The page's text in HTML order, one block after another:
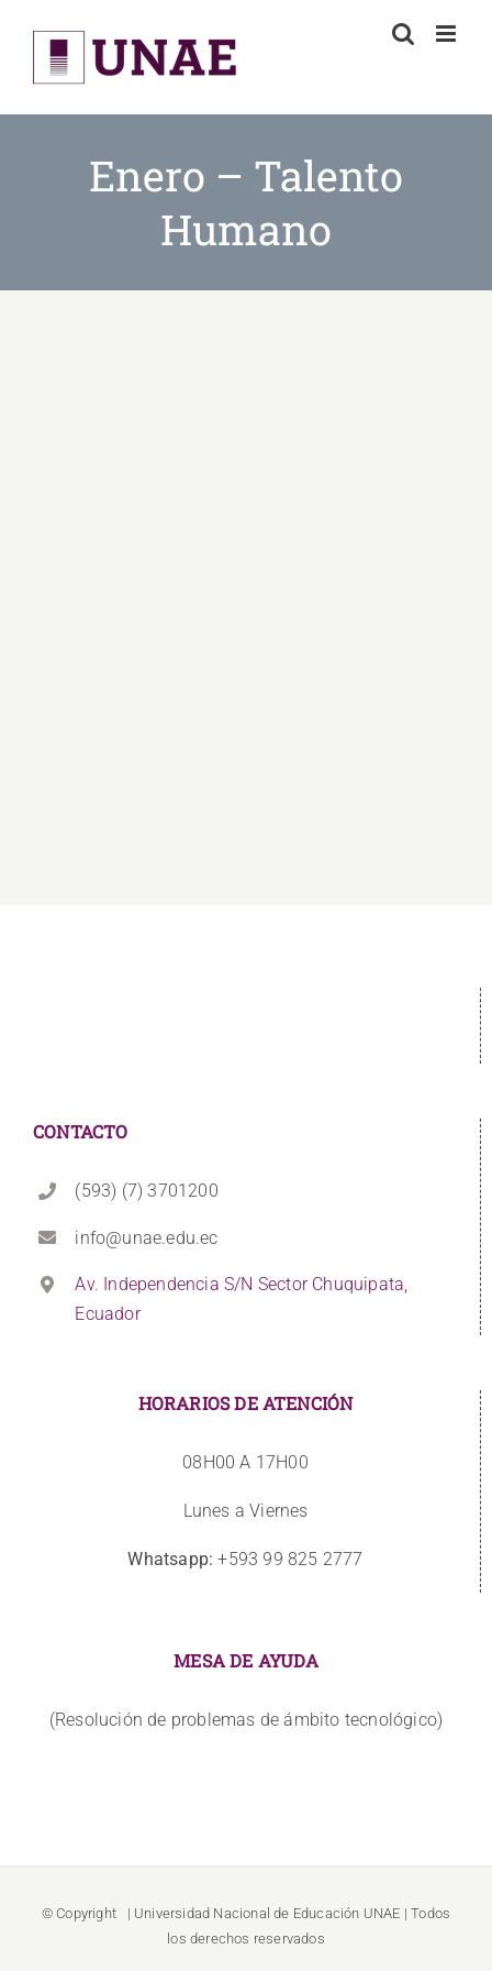
content
Enero – Talento
Humano
CONTACTO
(593) (7) 3701200
info@unae.edu.ec
Av. Independencia S/N Sector Chuquipata,
Ecuador
HORARIOS DE ATENCIÓN
08H00 A 17H00
Lunes a Viernes
Whatsapp: +593 99 825 2777
MESA DE AYUDA
(Resolución de problemas de ámbito tecnológico)
© Copyright | Universidad Nacional de Educación UNAE | Todos
los derechos reservados